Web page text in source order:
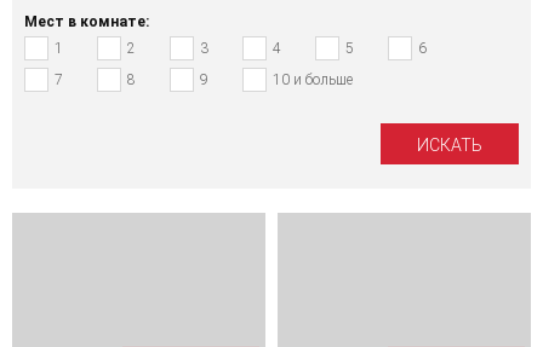
Мест в комнате:
1
2 3 4 5
6
7
8 9 10 и больше